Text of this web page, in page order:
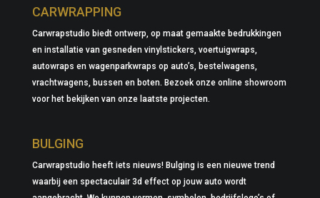
CARWRAPPING
Carwrapstudio biedt ontwerp, op maat gemaakte bedrukkingen
en installatie van gesneden vinylstickers, voertuigwraps,
autowraps en wagenparkwraps op auto’s, bestelwagens,
vrachtwagens, bussen en boten. Bezoek onze online showroom
voor het bekijken van onze laatste projecten.
BULGING
Carwrapstudio heeft iets nieuws! Bulging is een nieuwe trend
waarbij een spectaculair 3d effect op jouw auto wordt